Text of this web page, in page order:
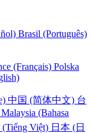
Brasil (Português)
(Français) Polska
中国 (简体中文) 台
Malaysia (Bahasa
Việt) 日本 (日